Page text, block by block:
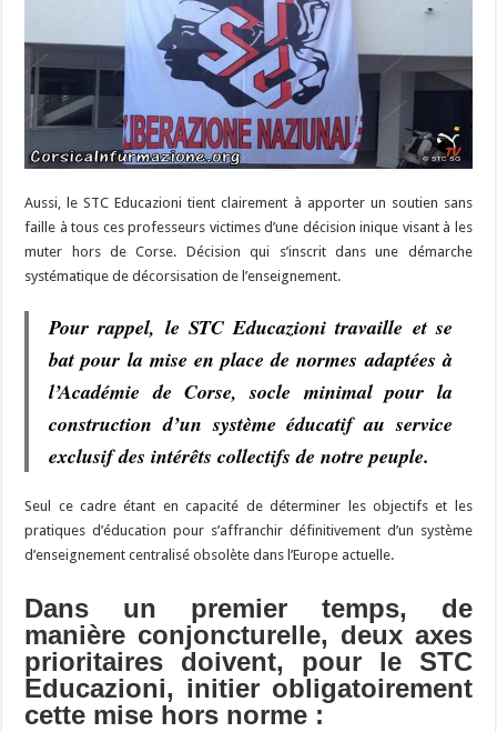
Aussi, le STC Educazioni tient clairement à apporter un soutien sans
faille à tous ces professeurs victimes d’une décision inique visant à les
muter hors de Corse. Décision qui s’inscrit dans une démarche
systématique de décorsisation de l’enseignement.
Pour rappel, le STC Educazioni travaille et se
bat pour la mise en place de normes adaptées à
l’Académie de Corse, socle minimal pour la
construction d’un système éducatif au service
exclusif des intérêts collectifs de notre peuple.
Seul ce cadre étant en capacité de déterminer les objectifs et les
pratiques d’éducation pour s’affranchir définitivement d’un système
d’enseignement centralisé obsolète dans l’Europe actuelle.
Dans un premier temps, de
manière conjoncturelle, deux axes
prioritaires doivent, pour le STC
Educazioni, initier obligatoirement
cette mise hors norme :